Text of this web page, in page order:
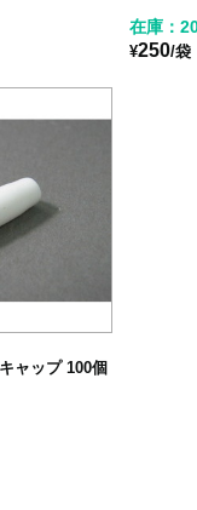
在庫：
¥250/袋
ャップ 100個